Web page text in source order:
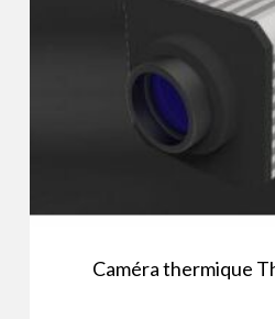
Caméra thermique